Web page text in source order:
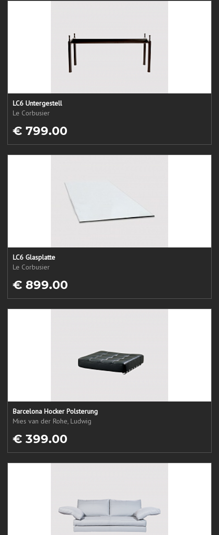
LC6 Untergestell
Le Corbusier
€ 799.00
LC6 Glasplatte
Le Corbusier
€ 899.00
Barcelona Hocker Polsterung
Mies van der Rohe, Ludwig
€ 399.00